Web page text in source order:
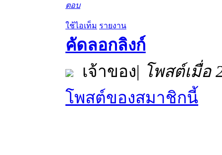
ตอบ
ใช้ไอเท็ม รายงาน
คัดลอกลิงก์
เจ้าของ| โพสต์เมื่อ
โพสต์ของสมาชิกนี้